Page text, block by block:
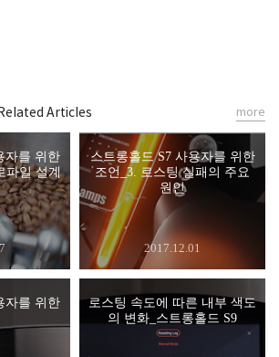
Articles
자를 위한
파일 설계
스트롱홀드 S7 사용자를 위한
조언_3. 로스팅 실패의 주요
원인
2017.12.01
자를 위한
로스팅 속도에 따른 내부 색도
의 변화_스트롱홀드 S9
more